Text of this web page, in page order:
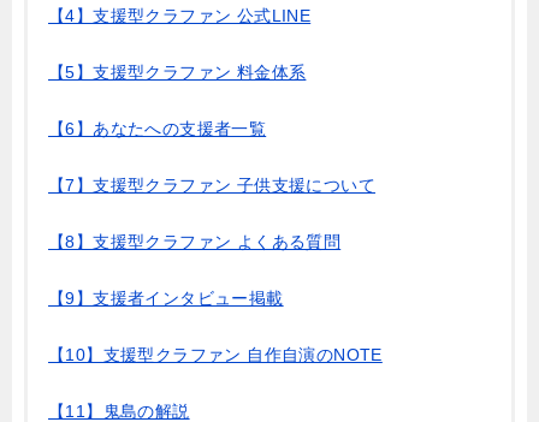
【4】支援型クラファン 公式LINE
【5】支援型クラファン 料金体系
【6】あなたへの支援者一覧
【7】支援型クラファン 子供支援について
【8】支援型クラファン よくある質問
【9】支援者インタビュー掲載
【10】支援型クラファン 自作自演のNOTE
【11】鬼島の解説